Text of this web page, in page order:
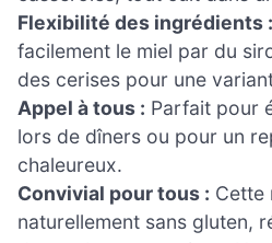
Flexibilité des ingrédients :
facilement le miel par du
des cerises pour une
Appel à tous : Parfait pour
lors de dîners ou pour un
chaleureux.
Convivial pour tous : Cette
naturellement sans gluten,